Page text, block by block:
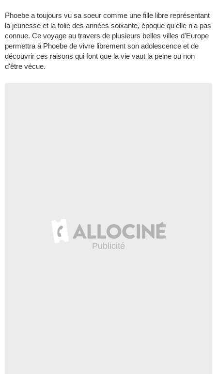
Phoebe a toujours vu sa soeur comme une fille libre représentant
la jeunesse et la folie des années soixante, époque qu'elle n'a pas
connue. Ce voyage au travers de plusieurs belles villes d'Europe
permettra à Phoebe de vivre librement son adolescence et de
découvrir ces raisons qui font que la vie vaut la peine ou non
d'être vécue.